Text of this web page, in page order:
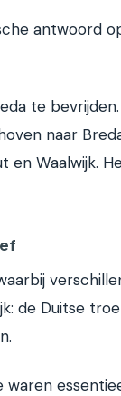
antwoord
te
naar
en Waalwijk.
de Duitse
waren